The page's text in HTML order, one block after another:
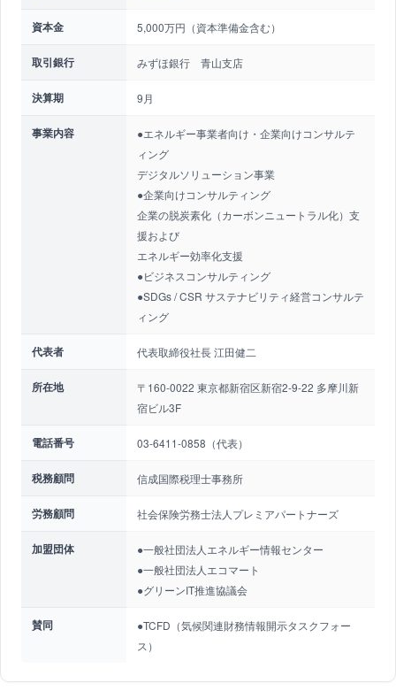
資本金 5,000万円（資本準備金含む）
取引銀行 みずほ銀行 青山支店
決算期 9月
事業内容
●エネルギー事業者向け・企業向けコンサルテ
ィング
デジタルソリューション事業
●企業向けコンサルティング
企業の脱炭素化（カーボンニュートラル化）支
援および
エネルギー効率化支援
●ビジネスコンサルティング
●SDGs / CSR サステナビリティ経営コンサルテ
ィング
代表者 代表取締役社長 江田健二
所在地
〒160-0022 東京都新宿区新宿2-9-22 多摩川新
宿ビル3F
電話番号 03-6411-0858（代表）
税務顧問 信成国際税理士事務所
労務顧問 社会保険労務士法人プレミアパートナーズ
加盟団体
●一般社団法人エネルギー情報センター
●一般社団法人エコマート
●グリーンIT推進協議会
賛同
●TCFD（気候関連財務情報開示タスクフォー
ス）